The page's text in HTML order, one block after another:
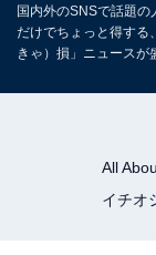
国内外のSNSで話題の
だけでちょっと得する
きゃ）損」ニュースが
All
イチオ